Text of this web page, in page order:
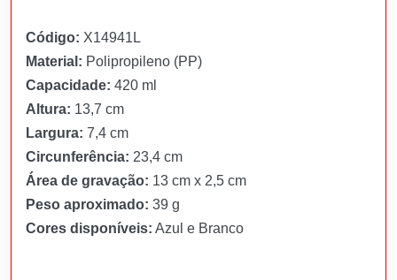
Código: X14941L
Material: Polipropileno (PP)
Capacidade: 420 ml
Altura: 13,7 cm
Largura: 7,4 cm
Circunferência: 23,4 cm
Área de gravação: 13 cm x 2,5 cm
Peso aproximado: 39 g
Cores disponíveis: Azul e Branco